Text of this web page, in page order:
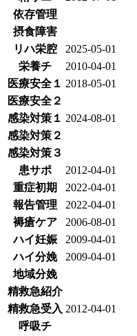
依存管理
摂食障害
リハ栄腔
2025-05-01
栄養チ
2010-04-01
医療安全１ 2018-05-01
医療安全２
感染対策１ 2024-08-01
感染対策２
感染対策３
患サポ
2012-04-01
重症初期
2022-04-01
報告管理
2022-04-01
褥瘡ケア
2006-08-01
ハイ妊娠
2009-04-01
ハイ分娩
2009-04-01
地域分娩
精救急紹介
精救急受入 2012-04-01
呼吸チ